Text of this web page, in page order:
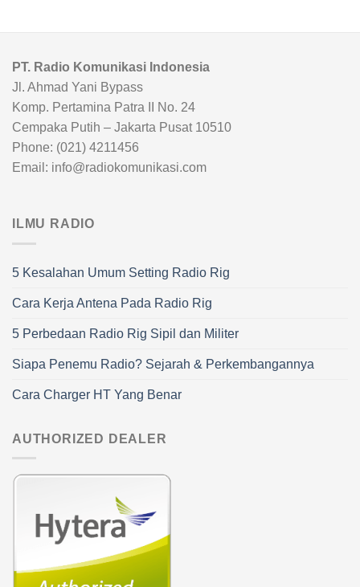
PT. Radio Komunikasi Indonesia
Jl. Ahmad Yani Bypass
Komp. Pertamina Patra II No. 24
Cempaka Putih – Jakarta Pusat 10510
Phone: (021) 4211456
Email: info@radiokomunikasi.com
ILMU RADIO
5 Kesalahan Umum Setting Radio Rig
Cara Kerja Antena Pada Radio Rig
5 Perbedaan Radio Rig Sipil dan Militer
Siapa Penemu Radio? Sejarah & Perkembangannya
Cara Charger HT Yang Benar
AUTHORIZED DEALER